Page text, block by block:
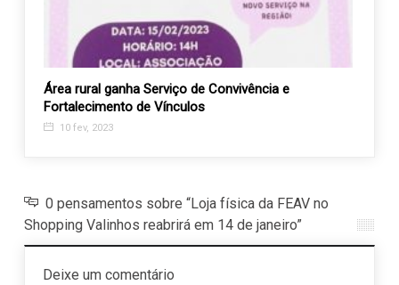
Área rural ganha Serviço de Convivência e
Fortalecimento de Vínculos
10 fev, 2023
0 pensamentos sobre “Loja física da FEAV no
Shopping Valinhos reabrirá em 14 de janeiro”
Deixe um comentário